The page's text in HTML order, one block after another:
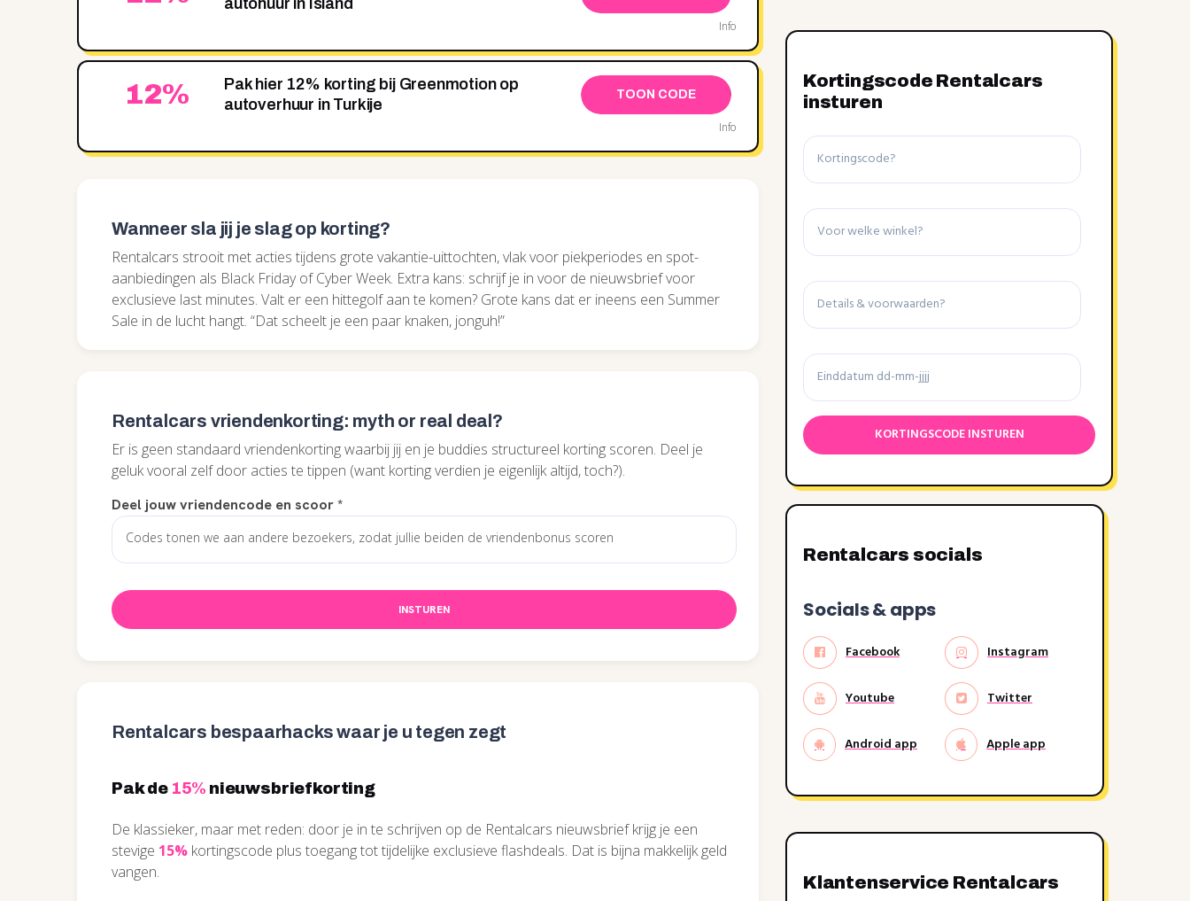
autohuur in Island
Info
12%
Pak hier 12% korting bij Greenmotion op
autoverhuur in Turkije
TOON CODE
Info
Wanneer sla jij je slag op korting?
Rentalcars strooit met acties tijdens grote vakantie-uittochten, vlak voor piekperiodes en spot-
aanbiedingen als Black Friday of Cyber Week. Extra kans: schrijf je in voor de nieuwsbrief voor
exclusieve last minutes. Valt er een hittegolf aan te komen? Grote kans dat er ineens een Summer
Sale in de lucht hangt. “Dat scheelt je een paar knaken, jonguh!”
Rentalcars vriendenkorting: myth or real deal?
Er is geen standaard vriendenkorting waarbij jij en je buddies structureel korting scoren. Deel je
geluk vooral zelf door acties te tippen (want korting verdien je eigenlijk altijd, toch?).
Deel jouw vriendencode en scoor*
INSTUREN
Rentalcars bespaarhacks waar je u tegen zegt
Pak de 15% nieuwsbriefkorting
De klassieker, maar met reden: door je in te schrijven op de Rentalcars nieuwsbrief krijg je een
stevige 15% kortingscode plus toegang tot tijdelijke exclusieve flashdeals. Dat is bijna makkelijk geld
vangen.
Kortingscode Rentalcars
insturen
Kortingscode
Winkel
Details
voorwaarden
Einddatum
Rentalcars socials
Socials & apps
Facebook Instagram
Youtube Twitter
Android app Apple app
Klantenservice Rentalcars